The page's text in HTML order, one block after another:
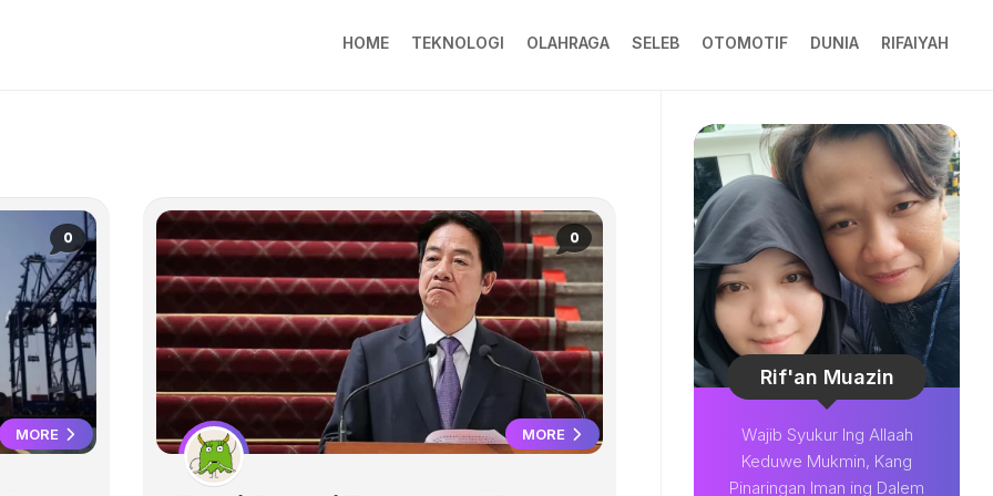
HOME TEKNOLOGI OLAHRAGA SELEB OTOMOTIF DUNIA RIFAIYAH
0
MORE
0
MORE
Rif'an Muazin
Wajib Syukur Ing Allaah
Keduwe Mukmin, Kang
Pinaringan Iman ing Dalem